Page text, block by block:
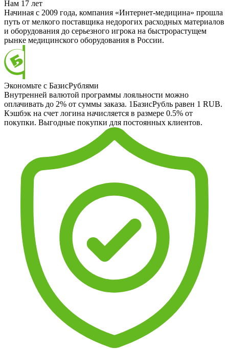
Нам 17 лет
Начиная с 2009 года, компания «Интернет-медицина» прошла
путь от мелкого поставщика недорогих расходных материалов
и оборудования до серьезного игрока на быстрорастущем
рынке медицинского оборудования в России.
Экономьте с БазисРублями
Внутренней валютой программы лояльности можно
оплачивать до 2% от суммы заказа. 1БазисРубль равен 1 RUB.
Кэшбэк на счет логина начисляется в размере 0.5% от
покупки. Выгодные покупки для постоянных клиентов.